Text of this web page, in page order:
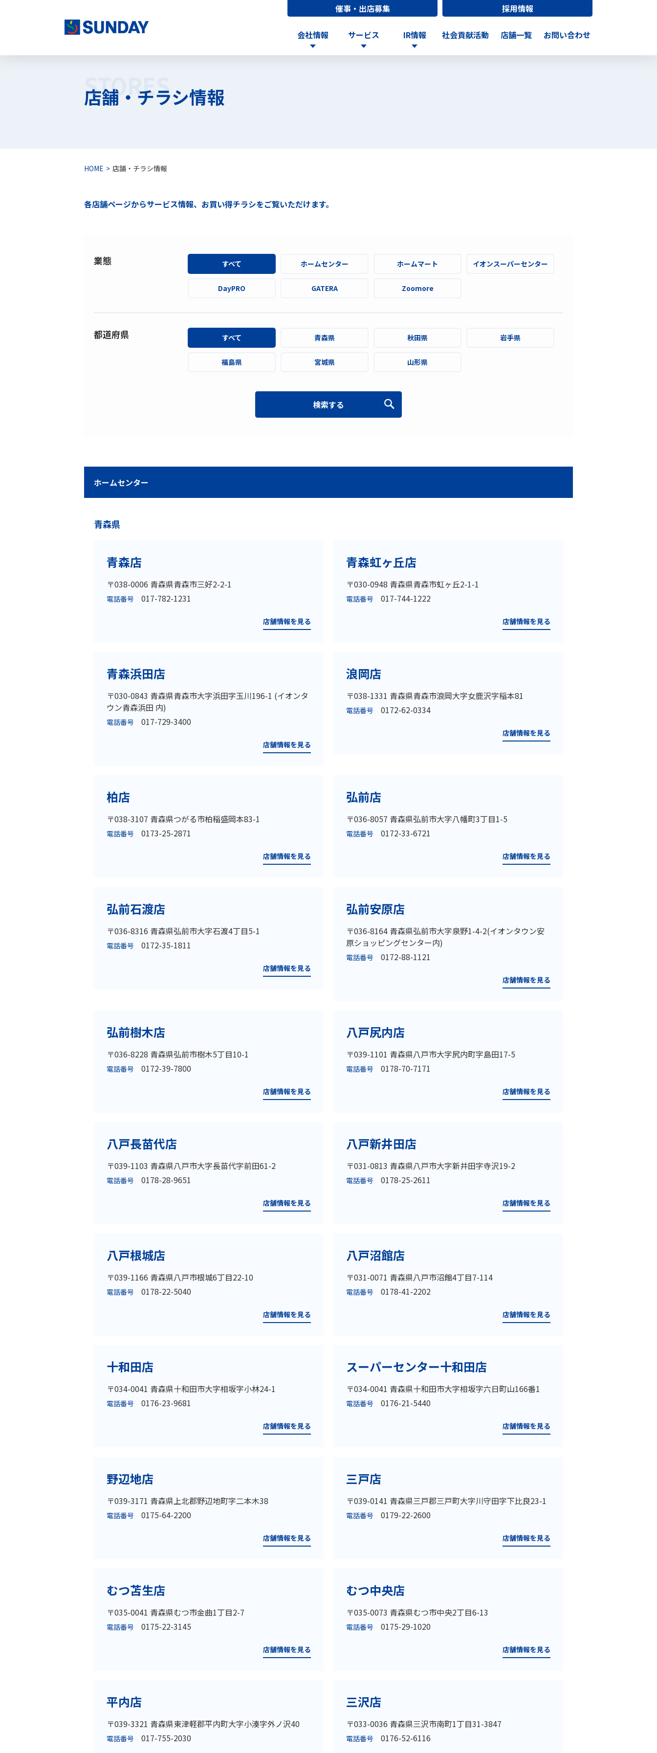
株式会社サンデー
催事・出店募集 採用情報
会社情報 サービス IR情報 社会貢献活動 店舗一覧 お問い合わせ
STORES
店舗・チラシ情報
HOME 店舗・チラシ情報
各店舗ページからサービス情報、お買い得チラシをご覧いただけます。
業態 すべて ホームセンター ホームマート イオンスーパーセンター
DayPRO GATERA Zoomore
都道府県 すべて 青森県 秋田県 岩手県
福島県 宮城県 山形県
検索する
ホームセンター
青森県
青森店
〒038-0006 青森県青森市三好2-2-1
電話番号 017-782-1231
店舗情報を見る
青森虹ヶ丘店
〒030-0948 青森県青森市虹ヶ丘2-1-1
電話番号 017-744-1222
店舗情報を見る
青森浜田店
〒030-0843 青森県青森市大字浜田字玉川196-1 (イオンタ
ウン青森浜田 内)
電話番号 017-729-3400
店舗情報を見る
浪岡店
〒038-1331 青森県青森市浪岡大字女鹿沢字稲本81
電話番号 0172-62-0334
店舗情報を見る
柏店
〒038-3107 青森県つがる市柏稲盛岡本83-1
電話番号 0173-25-2871
店舗情報を見る
弘前店
〒036-8057 青森県弘前市大字八幡町3丁目1-5
電話番号 0172-33-6721
店舗情報を見る
弘前石渡店
〒036-8316 青森県弘前市大字石渡4丁目5-1
電話番号 0172-35-1811
店舗情報を見る
弘前安原店
〒036-8164 青森県弘前市大字泉野1-4-2(イオンタウン安
原ショッピングセンター内)
電話番号 0172-88-1121
店舗情報を見る
弘前樹木店
〒036-8228 青森県弘前市樹木5丁目10-1
電話番号 0172-39-7800
店舗情報を見る
八戸尻内店
〒039-1101 青森県八戸市大字尻内町字島田17-5
電話番号 0178-70-7171
店舗情報を見る
八戸長苗代店
〒039-1103 青森県八戸市大字長苗代字前田61-2
電話番号 0178-28-9651
店舗情報を見る
八戸新井田店
〒031-0813 青森県八戸市大字新井田字寺沢19-2
電話番号 0178-25-2611
店舗情報を見る
八戸根城店
〒039-1166 青森県八戸市根城6丁目22-10
電話番号 0178-22-5040
店舗情報を見る
八戸沼館店
〒031-0071 青森県八戸市沼館4丁目7-114
電話番号 0178-41-2202
店舗情報を見る
十和田店
〒034-0041 青森県十和田市大字相坂字小林24-1
電話番号 0176-23-9681
店舗情報を見る
スーパーセンター十和田店
〒034-0041 青森県十和田市大字相坂字六日町山166番1
電話番号 0176-21-5440
店舗情報を見る
野辺地店
〒039-3171 青森県上北郡野辺地町字二本木38
電話番号 0175-64-2200
店舗情報を見る
三戸店
〒039-0141 青森県三戸郡三戸町大字川守田字下比良23-1
電話番号 0179-22-2600
店舗情報を見る
むつ苫生店
〒035-0041 青森県むつ市金曲1丁目2-7
電話番号 0175-22-3145
店舗情報を見る
むつ中央店
〒035-0073 青森県むつ市中央2丁目6-13
電話番号 0175-29-1020
店舗情報を見る
平内店
〒039-3321 青森県東津軽郡平内町大字小湊字外ノ沢40
電話番号 017-755-2030
三沢店
〒033-0036 青森県三沢市南町1丁目31-3847
電話番号 0176-52-6116